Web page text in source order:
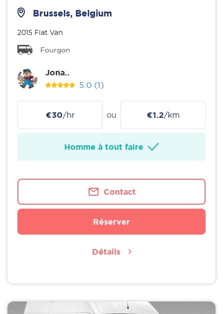
Brussels, Belgium
2015 Fiat Van
Fourgon
Jona..
5.0 (1)
€30/hr ou €1.2/km
Homme à tout faire
Contact
Réserver
Détails